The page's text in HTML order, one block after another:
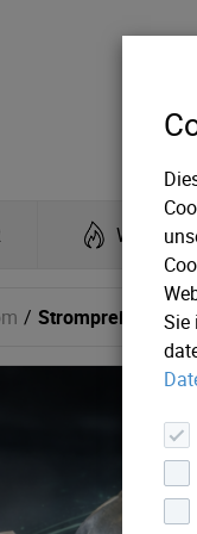
WÄRME
Strompreis
Sie